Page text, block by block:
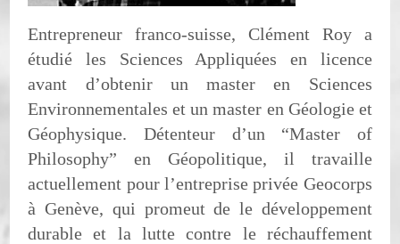
Entrepreneur franco-suisse, Clément Roy a
étudié les Sciences Appliquées en licence
avant d’obtenir un master en Sciences
Environnementales et un master en Géologie et
Géophysique. Détenteur d’un “Master of
Philosophy” en Géopolitique, il travaille
actuellement pour l’entreprise privée Geocorps
à Genève, qui promeut de le développement
durable et la lutte contre le réchauffement